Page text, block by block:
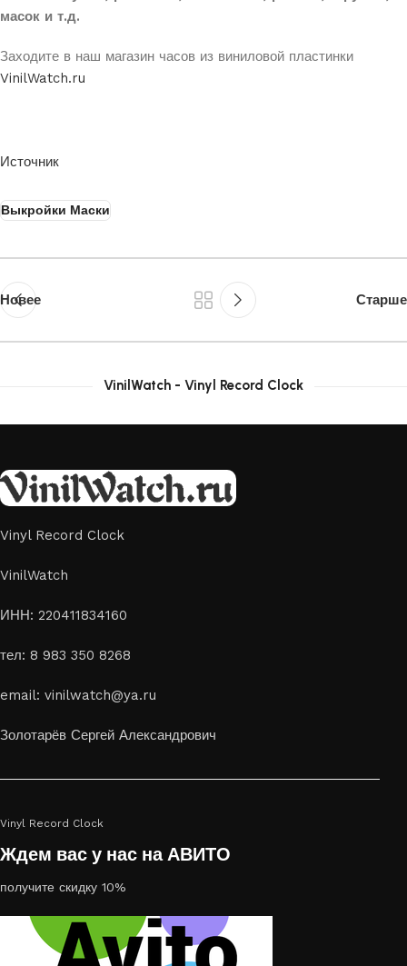
масок и т.д.
Заходите в наш магазин часов из виниловой пластинки
VinilWatch.ru
Источник
Выкройки Маски
Новее Старше
VinilWatch - Vinyl Record Clock
Vinyl Record Clock
VinilWatch
ИНН: 220411834160
тел: 8 983 350 8268
email: vinilwatch@ya.ru
Золотарёв Сергей Александрович
Vinyl Record Clock
Ждем вас у нас на АВИТО
получите скидку 10%